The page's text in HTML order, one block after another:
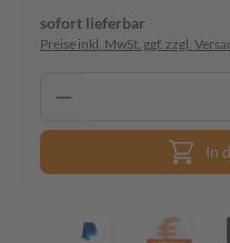
sofort lieferbar
Preise inkl. MwSt. ggf. zzgl.
In